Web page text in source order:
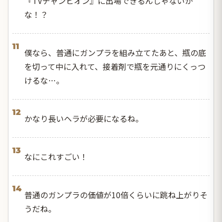
な！？
11
僕なら、普通にガンプラを組み立てたあと、瓶の底
を切って中に入れて、接着剤で瓶を元通りにくっつ
けるな…。
12
かなり長いヘラが必要になるね。
13
なにこれすごい！
14
普通のガンプラの価値が10倍くらいに跳ね上がりそ
うだね。